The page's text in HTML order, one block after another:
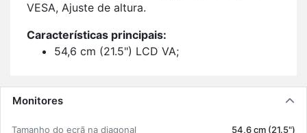
VESA, Ajuste de al­tura.
Ca­rac­te­rís­ticas prin­ci­pais:
54,6 cm (21.5") LCD VA;
100 Hz 8 ms 250 cd/m² 3000:1;
Tec­no­logia livre de cin­ti­lação;
Monitores
Ta­manho do ecrã na di­a­gonal 54,6 cm (21.5")